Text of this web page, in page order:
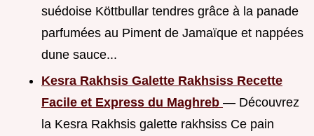
suédoise Köttbullar tendres grâce à la panade
parfumées au Piment de Jamaïque et nappées
dune sauce...
Kesra Rakhsis Galette Rakhsiss Recette
Facile et Express du Maghreb — Découvrez
la Kesra Rakhsis galette rakhsiss Ce pain